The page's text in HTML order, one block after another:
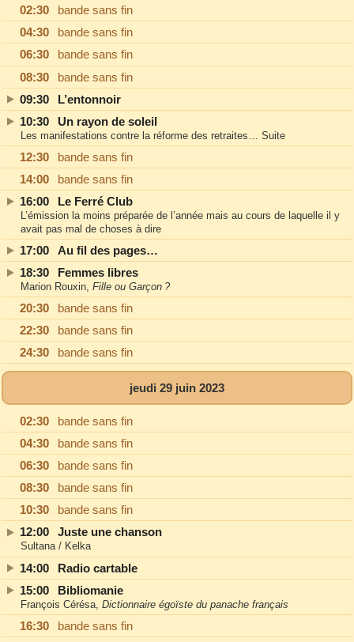
02:30
bande sans fin
04:30
bande sans fin
06:30
bande sans fin
08:30
bande sans fin
09:30
L’entonnoir
10:30
Un rayon de soleil
Les manifestations contre la réforme des retraites… Suite
12:30
bande sans fin
14:00
bande sans fin
16:00
Le Ferré Club
L’émission la moins préparée de l’année mais au cours de laquelle il y
avait pas mal de choses à dire
17:00
Au fil des pages…
18:30
Femmes libres
Marion Rouxin, Fille ou Garçon ?
20:30
bande sans fin
22:30
bande sans fin
24:30
bande sans fin
jeudi 29 juin 2023
02:30
bande sans fin
04:30
bande sans fin
06:30
bande sans fin
08:30
bande sans fin
10:30
bande sans fin
12:00
Juste une chanson
Sultana / Kelka
14:00
Radio cartable
15:00
Bibliomanie
François Cérésa, Dictionnaire égoïste du panache français
16:30
bande sans fin